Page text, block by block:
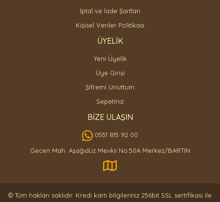
İptal ve İade Şartları
Kişisel Veriler Politikası
ÜYELİK
Yeni Üyelik
Üye Girişi
Şifremi Unuttum
Sepetiniz
BİZE ULAŞIN
0551 815 92 00
Gecen Mah. Aşağıdüz Mevkii No:50A Merkez/BARTIN
© Tüm hakları saklıdır. Kredi kartı bilgileriniz 256bit SSL sertifikası ile